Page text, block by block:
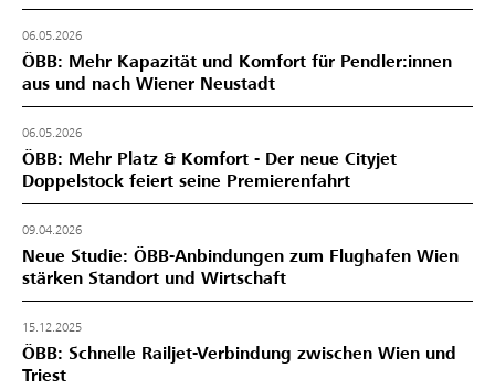
06.05.2026
ÖBB: Mehr Kapazität und Komfort für Pendler:innen
aus und nach Wiener Neustadt
06.05.2026
ÖBB: Mehr Platz & Komfort - Der neue Cityjet
Doppelstock feiert seine Premierenfahrt
09.04.2026
Neue Studie: ÖBB-Anbindungen zum Flughafen Wien
stärken Standort und Wirtschaft
15.12.2025
ÖBB: Schnelle Railjet-Verbindung zwischen Wien und
Triest